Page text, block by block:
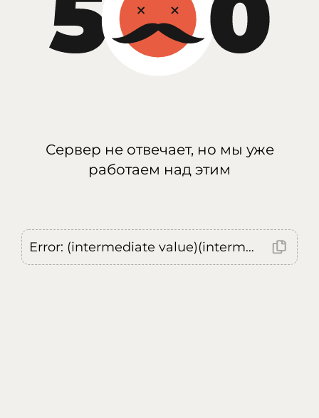
Сервер не отвечает, но мы уже
работаем над этим
Error: (intermediate value)(intermediate value)(intermediate value).replaceAll is not a function